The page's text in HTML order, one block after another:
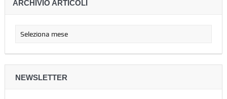
ARCHIVIO ARTICOLI
NEWSLETTER